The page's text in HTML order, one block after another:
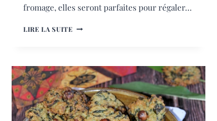
fromage, elles seront parfaites pour régaler…
LIRE LA SUITE GAUFRETTES